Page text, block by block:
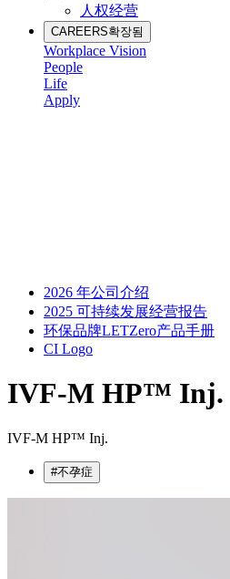
人权经营
CAREERS확장됨
Workplace Vision
People
Life
Apply
2026 年公司介绍
2025 可持续发展经营报告
环保品牌LETZero产品手册
CI Logo
IVF-M HP™ Inj.
IVF-M HP™ Inj.
#不孕症